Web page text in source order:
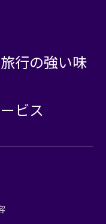
行の強い味
ビス